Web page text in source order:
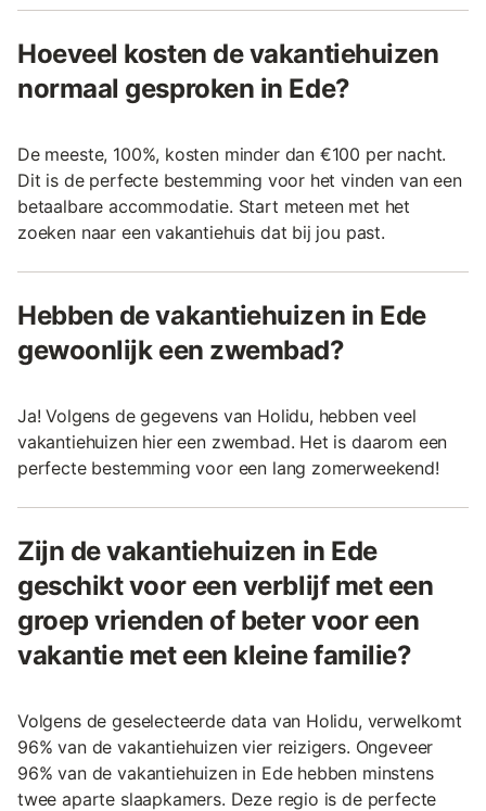
Hoeveel kosten de vakantiehuizen
normaal gesproken in Ede?
De meeste, 100%, kosten minder dan €100 per nacht.
Dit is de perfecte bestemming voor het vinden van een
betaalbare accommodatie. Start meteen met het
zoeken naar een vakantiehuis dat bij jou past.
Hebben de vakantiehuizen in Ede
gewoonlijk een zwembad?
Ja! Volgens de gegevens van Holidu, hebben veel
vakantiehuizen hier een zwembad. Het is daarom een
perfecte bestemming voor een lang zomerweekend!
Zijn de vakantiehuizen in Ede
geschikt voor een verblijf met een
groep vrienden of beter voor een
vakantie met een kleine familie?
Volgens de geselecteerde data van Holidu, verwelkomt
96% van de vakantiehuizen vier reizigers. Ongeveer
96% van de vakantiehuizen in Ede hebben minstens
twee aparte slaapkamers. Deze regio is de perfecte